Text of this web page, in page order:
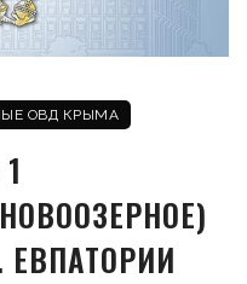
ОВД КРЫМА